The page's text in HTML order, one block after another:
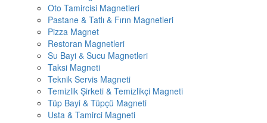
Oto Tamircisi Magnetleri
Pastane & Tatlı & Fırın Magnetleri
Pizza Magnet
Restoran Magnetleri
Su Bayi & Sucu Magnetleri
Taksi Magneti
Teknik Servis Magneti
Temizlik Şirketi & Temizlikçi Magneti
Tüp Bayi & Tüpçü Magneti
Usta & Tamirci Magneti